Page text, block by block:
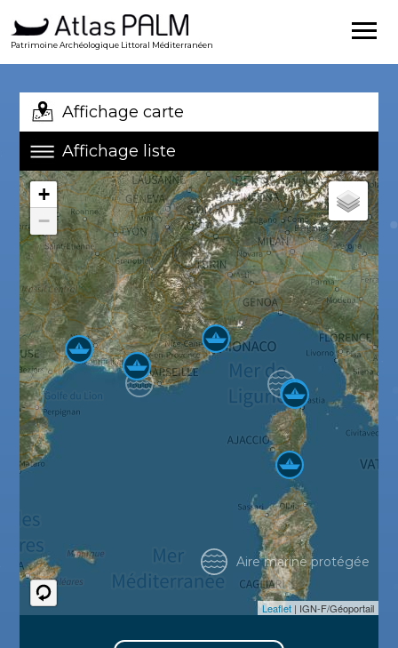
Patrimoine Archéologique Littoral Méditerranéen
Affichage carte
Affichage liste
+
−
Leaflet | IGN-F/Géoportail
Aire marine protégée